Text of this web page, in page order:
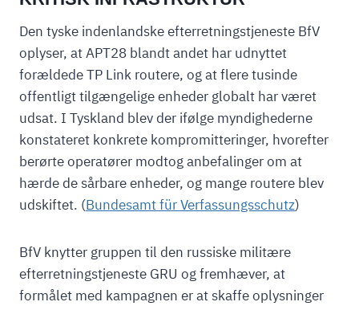
Den tyske indenlandske efterretningstjeneste BfV
oplyser, at APT28 blandt andet har udnyttet
forældede TP Link routere, og at flere tusinde
offentligt tilgængelige enheder globalt har været
udsat. I Tyskland blev der ifølge myndighederne
konstateret konkrete kompromitteringer, hvorefter
berørte operatører modtog anbefalinger om at
hærde de sårbare enheder, og mange routere blev
udskiftet. (Bundesamtfür Verfassungsschutz)
BfV knytter gruppen til den russiske militære
efterretningstjeneste GRU og fremhæver, at
formålet med kampagnen er at skaffe oplysninger